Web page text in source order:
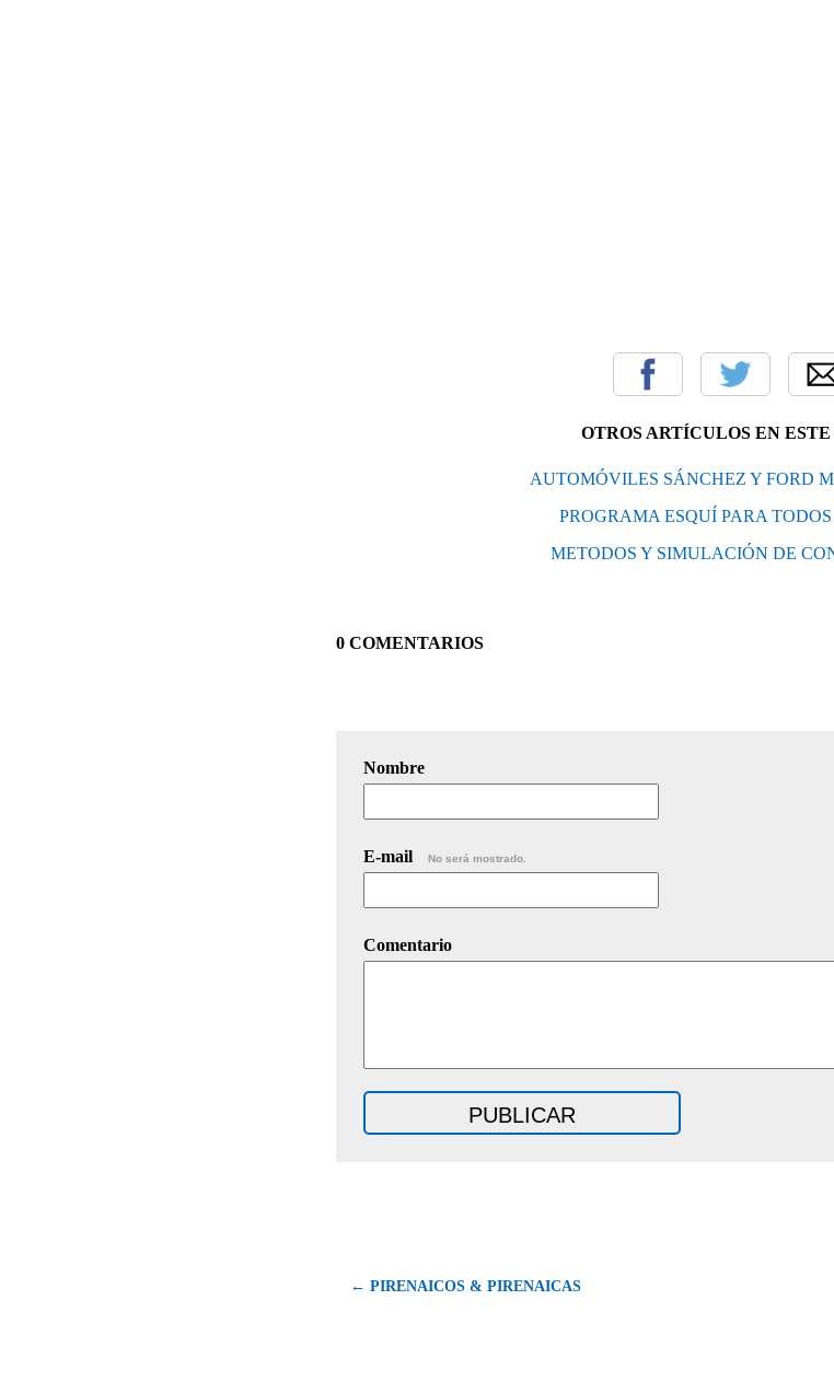
OTROS ARTÍCULOS EN
AUTOMÓVILES SÁNCHEZ Y FORD
PROGRAMA ESQUÍ PARA TODOS
METODOS Y SIMULACIÓN DE
0 COMENTARIOS
Nombre
E-mail No será mostrado.
Comentario
← PIRENAICOS & PIRENAICAS